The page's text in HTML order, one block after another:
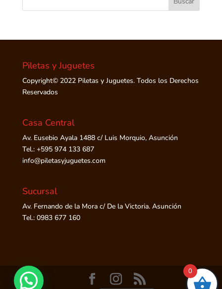
Piletas y Juguetes
Copyright© 2022 Piletas y Juguetes. Todos los Derechos
Reservados
Casa Central
Av. Eusebio Ayala 1488 c/ Luis Morquio, Asunción
Tel.: +595 974 133 687
info@piletasyjuguetes.com
Sucursal
Av. Fernando de la Mora c/ De la Victoria. Asunción
Tel.: 0983 677 160
0